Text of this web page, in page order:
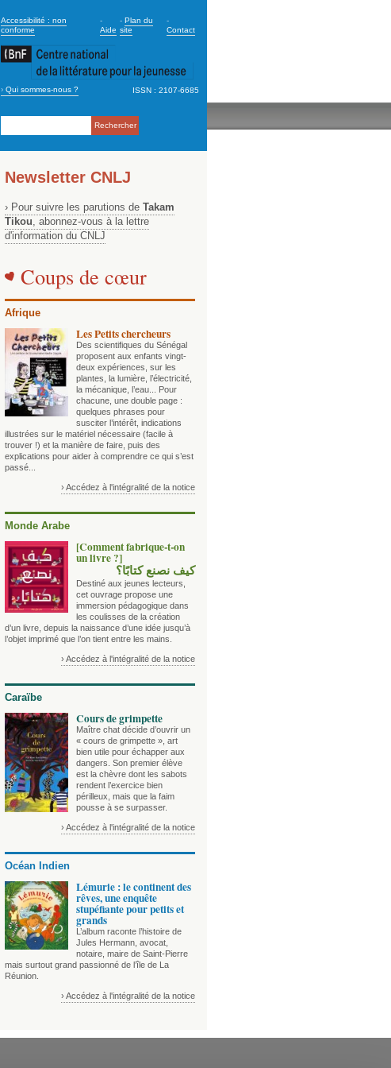
secondary_2
Accessibilité : non
conforme
-
Aide
-Plan du
site
-
Contact
Navigation
› Qui sommes-nous ? ISSN : 2107-6685
Newsletter CNLJ
› Pour suivre les parutions de Takam
Tikou, abonnez-vous à la lettre
d'information du CNLJ
Coups de cœur
Afrique
Les Petits chercheurs
Des scientifiques du Sénégal
proposent aux enfants vingt-
deux expériences, sur les
plantes, la lumière, l’électricité,
la mécanique, l’eau... Pour
chacune, une double page :
quelques phrases pour
susciter l’intérêt, indications
illustrées sur le matériel nécessaire (facile à
trouver !) et la manière de faire, puis des
explications pour aider à comprendre ce qui s’est
passé...
› Accédez à l'intégralité de la notice
Monde Arabe
[Comment fabrique-t-on
un livre ?]
كيف نصنع كتابًا؟
Destiné aux jeunes lecteurs,
cet ouvrage propose une
immersion pédagogique dans
les coulisses de la création
d’un livre, depuis la naissance d’une idée jusqu’à
l’objet imprimé que l’on tient entre les mains.
› Accédez à l'intégralité de la notice
Caraïbe
Cours de grimpette
Maître chat décide d’ouvrir un
« cours de grimpette », art
bien utile pour échapper aux
dangers. Son premier élève
est la chèvre dont les sabots
rendent l’exercice bien
périlleux, mais que la faim
pousse à se surpasser.
› Accédez à l'intégralité de la notice
Océan Indien
Lémurie : le continent des
rêves, une enquête
stupéfiante pour petits et
grands
L’album raconte l’histoire de
Jules Hermann, avocat,
notaire, maire de Saint-Pierre
mais surtout grand passionné de l’île de La
Réunion.
› Accédez à l'intégralité de la notice